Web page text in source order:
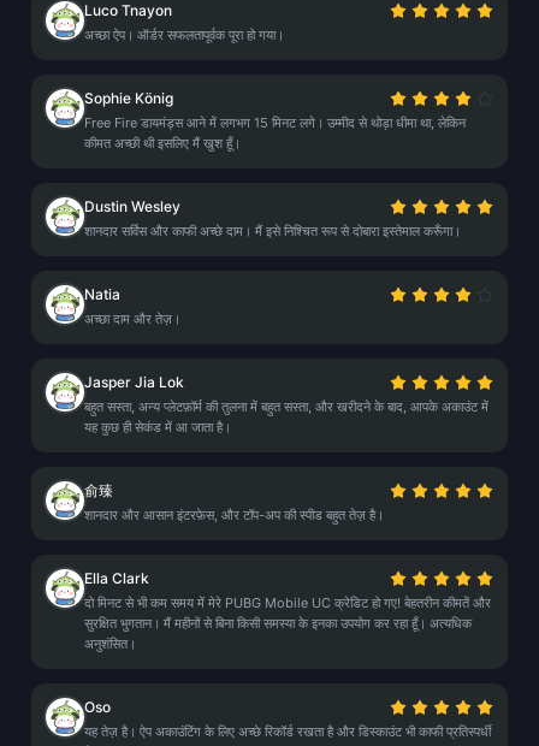
Luco Tnayon
अच्छा ऐप। ऑर्डर सफलतापूर्वक पूरा हो गया।
Sophie König
Free Fire डायमंड्स आने में लगभग 15 मिनट लगे। उम्मीद से थोड़ा धीमा था, लेकिन
कीमत अच्छी थी इसलिए मैं खुश हूँ।
Dustin Wesley
शानदार सर्विस और काफी अच्छे दाम। मैं इसे निश्चित रूप से दोबारा इस्तेमाल करूँगा।
Natia
अच्छा दाम और तेज़।
Jasper Jia Lok
बहुत सस्ता, अन्य प्लेटफ़ॉर्म की तुलना में बहुत सस्ता, और खरीदने के बाद, आपके अकाउंट में
यह कुछ ही सेकंड में आ जाता है।
俞臻
शानदार और आसान इंटरफ़ेस, और टॉप-अप की स्पीड बहुत तेज़ है।
Ella Clark
दो मिनट से भी कम समय में मेरे PUBG Mobile UC क्रेडिट हो गए! बेहतरीन कीमतें और
सुरक्षित भुगतान। मैं महीनों से बिना किसी समस्या के इनका उपयोग कर रहा हूँ। अत्यधिक
अनुशंसित।
Oso
यह तेज़ है। ऐप अकाउंटिंग के लिए अच्छे रिकॉर्ड रखता है और डिस्काउंट भी काफी प्रतिस्पर्धी